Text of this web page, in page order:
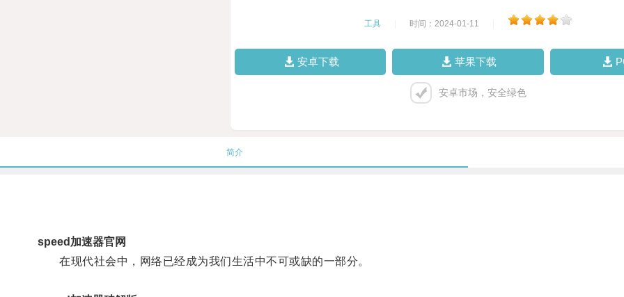
工具 时间：2024-01-11
安卓下载 苹果下载
安卓市场，安全绿色
简介
speed加速器官网
在现代社会中，网络已经成为我们生活中不可或缺的一部分。